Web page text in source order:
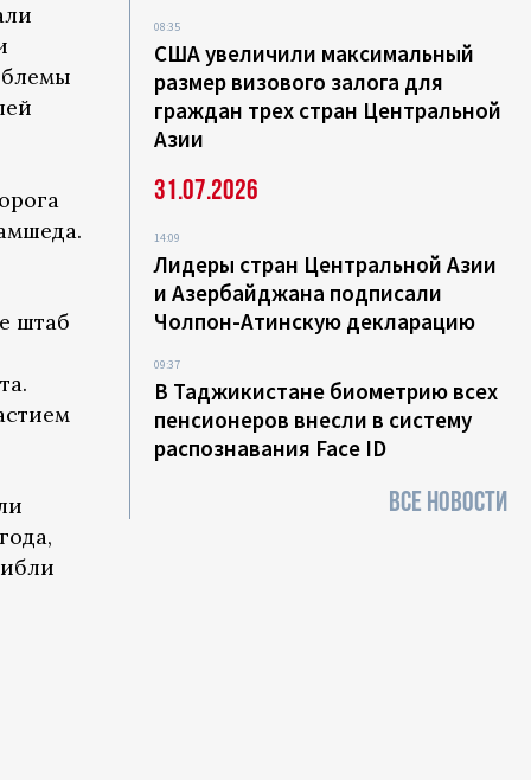
штаб
08:35
США увеличили максимальный
размер визового залога для
граждан трех стран Центральной
Азии
31.07.2026
14:09
Лидеры стран Центральной Азии
и Азербайджана подписали
Чолпон-Атинскую декларацию
09:37
В Таджикистане биометрию всех
пенсионеров внесли в систему
распознавания Face ID
ВСЕ НОВОСТИ